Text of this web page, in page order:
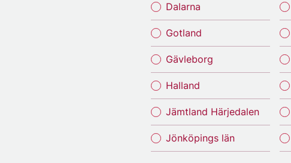
Dalarna
Gotland
Gävleborg
Halland
Jämtland Härjedalen
Jönköpings län